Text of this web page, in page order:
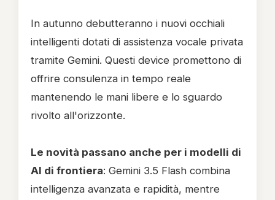
In autunno debutteranno i nuovi occhiali
intelligenti dotati di assistenza vocale privata
tramite Gemini. Questi device promettono di
offrire consulenza in tempo reale
mantenendo le mani libere e lo sguardo
rivolto all'orizzonte.
Le novità passano anche per i modelli di
AI di frontiera: Gemini 3.5 Flash combina
intelligenza avanzata e rapidità, mentre